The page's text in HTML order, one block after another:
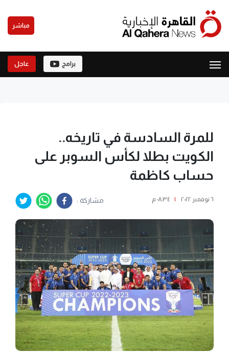
مباشر
برامج عاجل
للمرة السادسة في تاريخه..
الكويت بطلا لكأس السوبر على
حساب كاظمة
٦ نوفمبر ٢٠٢٢ | ٠٨:٣٤ م مشاركة :